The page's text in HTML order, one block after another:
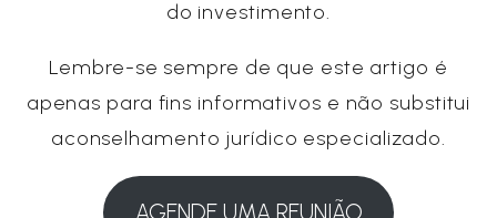
do investimento.
Lembre-se sempre de que este artigo é
apenas para fins informativos e não substitui
aconselhamento jurídico especializado.